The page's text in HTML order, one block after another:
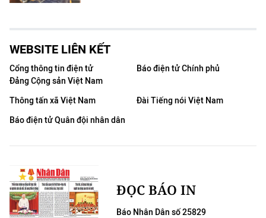
WEBSITE LIÊN KẾT
Cổng thông tin điện tử
Đảng Cộng sản Việt Nam
Báo điện tử Chính phủ
Thông tấn xã Việt Nam
Đài Tiếng nói Việt Nam
Báo điện tử Quân đội nhân dân
ĐỌC BÁO IN
Báo Nhân Dân số 25829